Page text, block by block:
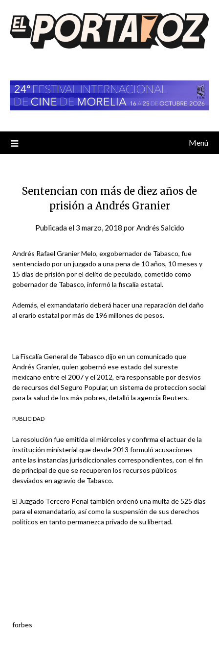
contenido
Menú
Sentencian con más de diez años de
prisión a Andrés Granier
Publicada el 3 marzo, 2018 porAndrés Salcido
Andrés Rafael Granier Melo, exgobernador de Tabasco, fue
sentenciado por un juzgado a una pena de 10 años, 10 meses y
15 días de prisión por el delito de peculado, cometido como
gobernador de Tabasco, informó la fiscalía estatal.
Además, el exmandatario deberá hacer una reparación del daño
al erario estatal por más de 196 millones de pesos.
La Fiscalía General de Tabasco dijo en un comunicado que
Andrés Granier, quien gobernó ese estado del sureste
mexicano entre el 2007 y el 2012, era responsable por desvíos
de recursos del Seguro Popular, un sistema de proteccion social
para la salud de los más pobres, detalló la agencia Reuters.
PUBLICIDAD
La resolución fue emitida el miércoles y confirma el actuar de la
institución ministerial que desde 2013 formuló acusaciones
ante las instancias jurisdiccionales correspondientes, con el fin
de principal de que se recuperen los recursos públicos
desviados en agravio de Tabasco.
El Juzgado Tercero Penal también ordenó una multa de 525 días
para el exmandatario, así como la suspensión de sus derechos
políticos en tanto permanezca privado de su libertad.
forbes